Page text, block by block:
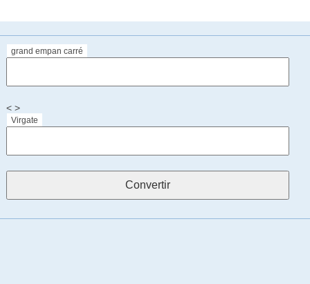
grand empan carré
< >
Virgate